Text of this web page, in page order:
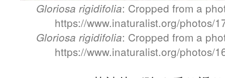
Gloriosa rigidifolia: Cropped from a
https://www.inaturalist.org/photos/
Gloriosa rigidifolia: Cropped from a
https://www.inaturalist.org/photos/